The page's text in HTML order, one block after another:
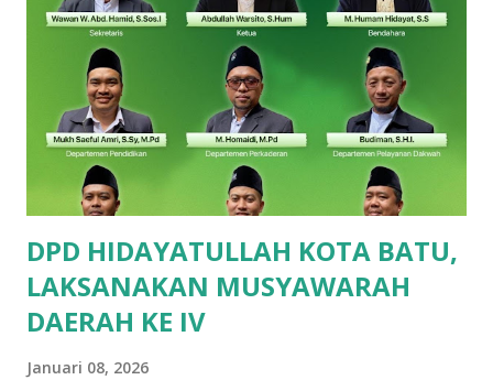
dari 44 finalis, dengan rincian sebagai berikut : bidang
Matematika peraih Perunggu , Mauza Hafidz (Kelas 1),
Attarayan (Kelas 1), Alfareezi Farzan (Kelas 2), Aqila Zahra
(Kelas 5) dan Emas, Adillia Sinar (Kelas 4). Pada bidang
Bahasa Inggris peraih Perunggu , ananda Gavin Arsenia
(Kelas 2), Sandra Qirani (Kelas 3), Arfadhia Farhan (Kelas 4),
Nadhif Maulana Tsaqif (Kela...
DPD HIDAYATULLAH KOTA BATU,
LAKSANAKAN MUSYAWARAH
DAERAH KE IV
Januari 08, 2026